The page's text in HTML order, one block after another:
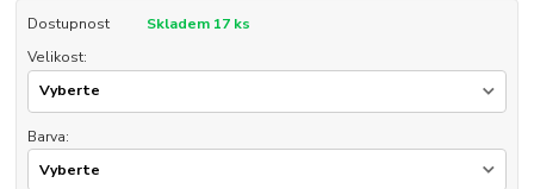
Dostupnost
Skladem 17 ks
Velikost:
Barva: